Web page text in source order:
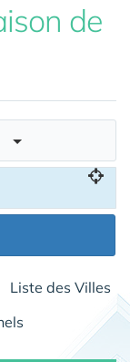
de
Liste des Villes